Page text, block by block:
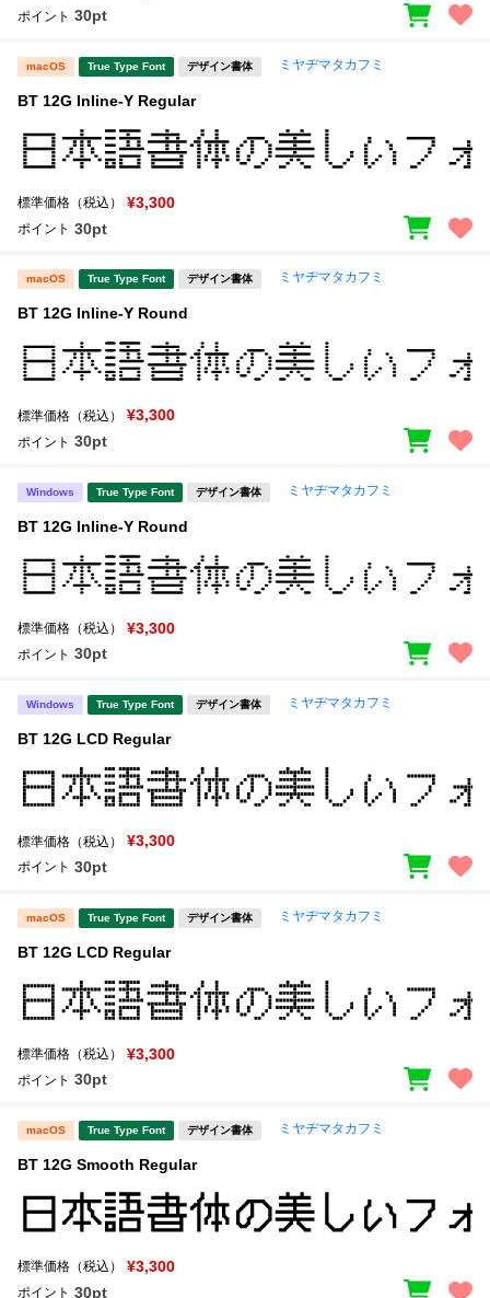
ポイント 30pt
macOS True Type Font デザイン書体 ミヤヂマタカフミ
BT 12G Inline-Y Regular
標準価格（税込） ¥3,300
ポイント 30pt
macOS True Type Font デザイン書体 ミヤヂマタカフミ
BT 12G Inline-Y Round
標準価格（税込） ¥3,300
ポイント 30pt
Windows True Type Font デザイン書体 ミヤヂマタカフミ
BT 12G Inline-Y Round
標準価格（税込） ¥3,300
ポイント 30pt
Windows True Type Font デザイン書体 ミヤヂマタカフミ
BT 12G LCD Regular
標準価格（税込） ¥3,300
ポイント 30pt
macOS True Type Font デザイン書体 ミヤヂマタカフミ
BT 12G LCD Regular
標準価格（税込） ¥3,300
ポイント 30pt
macOS True Type Font デザイン書体 ミヤヂマタカフミ
BT 12G Smooth Regular
標準価格（税込） ¥3,300
ポイント 30pt